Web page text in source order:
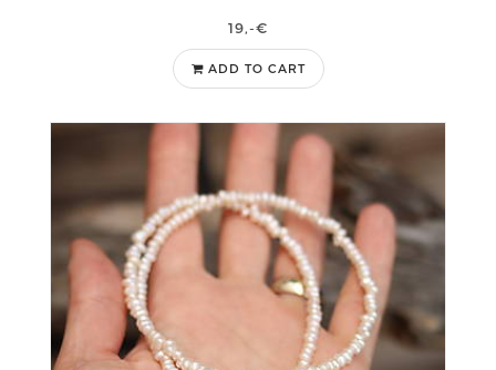
19,-€
ADD TO CART